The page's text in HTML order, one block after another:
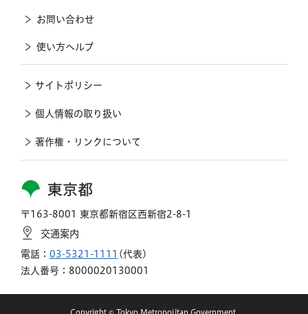
東京都
〒163-8001 東京都新宿区西新宿2-8-1
交通案内
電話： 03-5321-1111 (代表)
法人番号：8000020130001
お問い合わせ
使い方ヘルプ
サイトポリシー
個人情報の取り扱い
著作権・リンクについて
Copyright © Tokyo Metropolitan Government.